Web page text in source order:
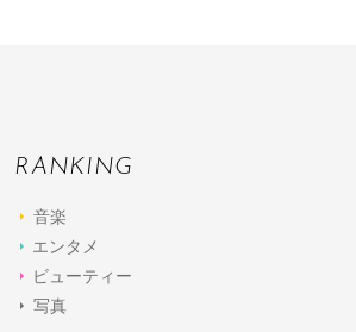
RANKING
音楽
エンタメ
ビューティー
写真